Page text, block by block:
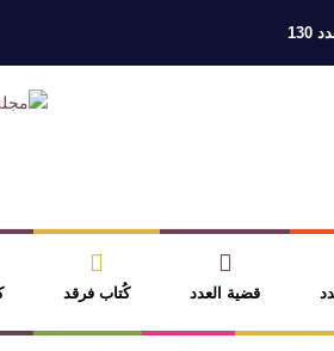
القيمة الأدبية بين
محمد بدوي عنترة بن شداد… الشاعر الفارس
قضية العدد كُتاب فرقد